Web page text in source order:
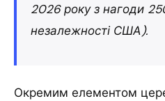
2026 року з нагоди
незалежності США).
Окремим елементом